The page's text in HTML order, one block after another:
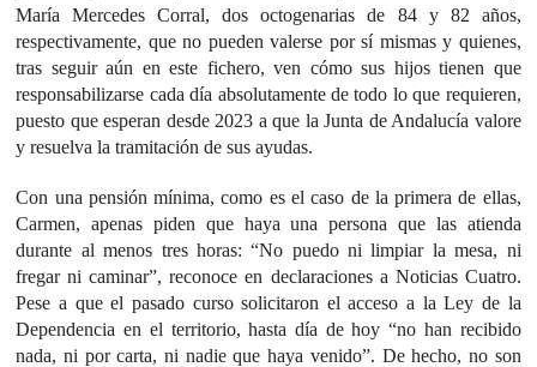
María Mercedes Corral, dos octogenarias de 84 y 82 años,
respectivamente, que no pueden valerse por sí mismas y quienes,
tras seguir aún en este fichero, ven cómo sus hijos tienen que
responsabilizarse cada día absolutamente de todo lo que requieren,
puesto que esperan desde 2023 a que la Junta de Andalucía valore
y resuelva la tramitación de sus ayudas.
Con una pensión mínima, como es el caso de la primera de ellas,
Carmen, apenas piden que haya una persona que las atienda
durante al menos tres horas: “No puedo ni limpiar la mesa, ni
fregar ni caminar”, reconoce en declaraciones a Noticias Cuatro.
Pese a que el pasado curso solicitaron el acceso a la Ley de la
Dependencia en el territorio, hasta día de hoy “no han recibido
nada, ni por carta, ni nadie que haya venido”. De hecho, no son